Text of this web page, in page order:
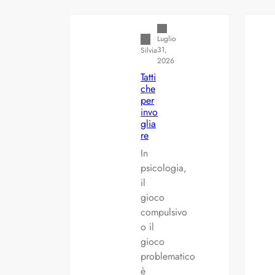
Silvia
Luglio
31,
2026
Tatti
che
per
invo
glia
re
In
psicologia,
il
gioco
compulsivo
o il
gioco
problematico
è